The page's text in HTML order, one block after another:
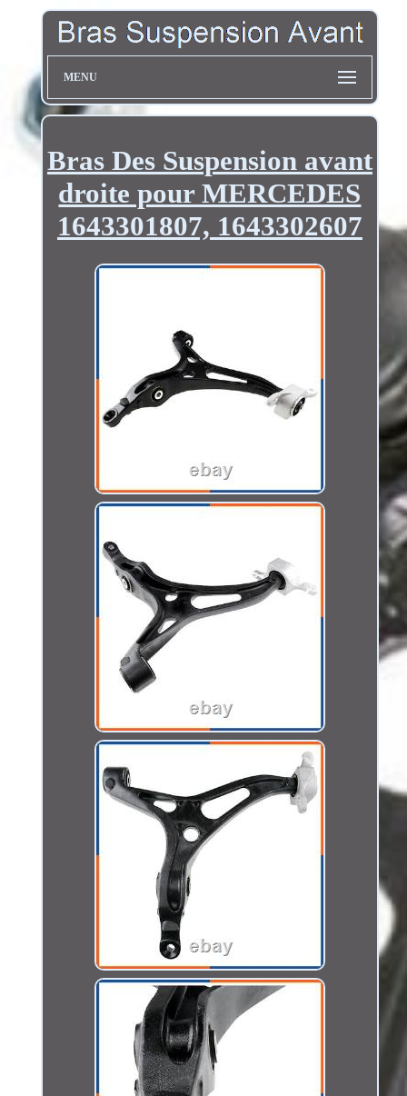
MENU
Bras Des Suspension avant
droite pour MERCEDES
1643301807, 1643302607